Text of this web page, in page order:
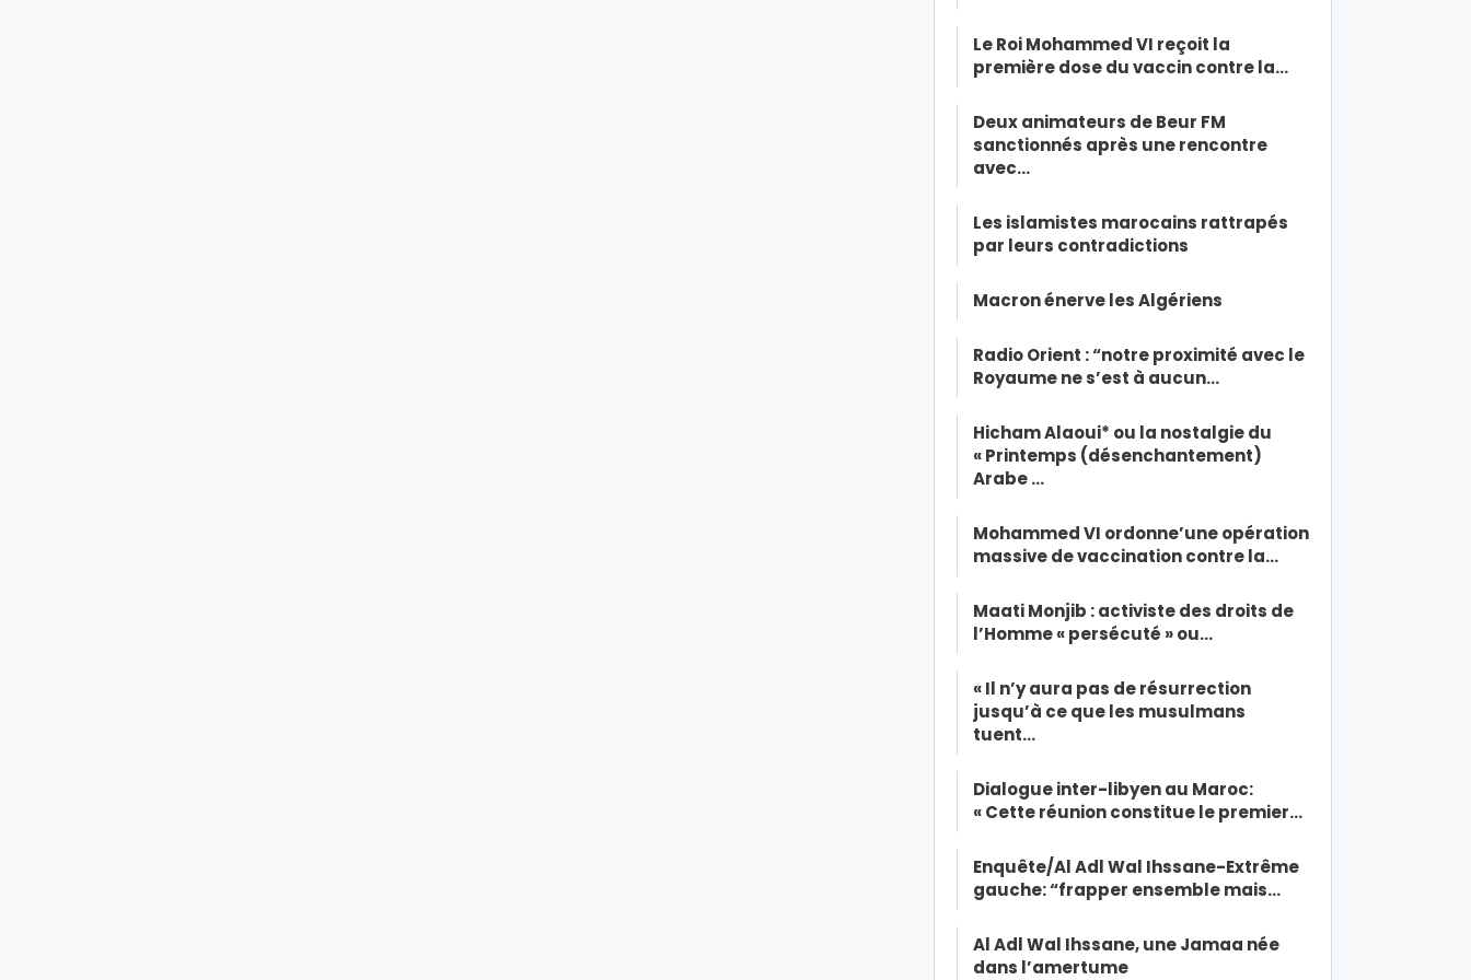
Le Roi Mohammed VI reçoit la
première dose du vaccin contre la…
Deux animateurs de Beur FM
sanctionnés après une rencontre
avec…
Les islamistes marocains rattrapés
par leurs contradictions
Macron énerve les Algériens
Radio Orient : “notre proximité avec le
Royaume ne s’est à aucun…
Hicham Alaoui* ou la nostalgie du
« Printemps (désenchantement)
Arabe …
Mohammed VI ordonne’une opération
massive de vaccination contre la…
Maati Monjib : activiste des droits de
l’Homme « persécuté » ou…
« Il n’y aura pas de résurrection
jusqu’à ce que les musulmans
tuent…
Dialogue inter-libyen au Maroc:
« Cette réunion constitue le premier…
Enquête/Al Adl Wal Ihssane-Extrême
gauche: “frapper ensemble mais…
Al Adl Wal Ihssane, une Jamaa née
dans l’amertume